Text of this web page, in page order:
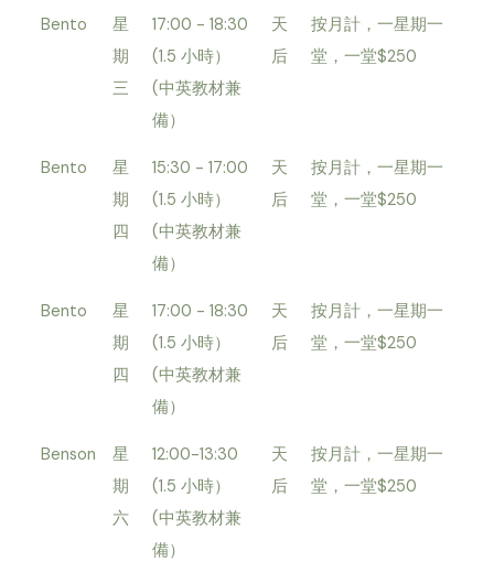
Bento
星
期
三
17:00 - 18:30
(1.5 小時）
(中英教材兼
備）
天
后
按月計，一星期一
堂，一堂$250
Bento
星
期
四
15:30 - 17:00
(1.5 小時）
(中英教材兼
備）
天
后
按月計，一星期一
堂，一堂$250
Bento
星
期
四
17:00 - 18:30
(1.5 小時）
(中英教材兼
備）
天
后
按月計，一星期一
堂，一堂$250
Benson
星
期
六
12:00-13:30
(1.5 小時）
(中英教材兼
備）
天
后
按月計，一星期一
堂，一堂$250